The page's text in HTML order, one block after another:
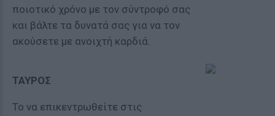
ποιοτικό χρόνο με τον σύντροφό σας
και βάλτε τα δυνατά σας για να τον
ακούσετε με ανοιχτή καρδιά.
ΤΑΥΡΟΣ
Το να επικεντρωθείτε στις